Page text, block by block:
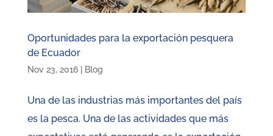
Oportunidades para la exportación pesquera
de Ecuador
Nov 23, 2016| Blog
Una de las industrias más importantes del país
es la pesca. Una de las actividades que más